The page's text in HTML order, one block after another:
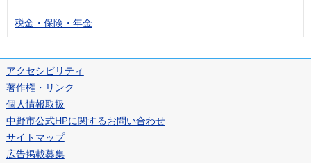
税金・保険・年金
アクセシビリティ
著作権・リンク
個人情報取扱
中野市公式HPに関するお問い合わせ
サイトマップ
広告掲載募集